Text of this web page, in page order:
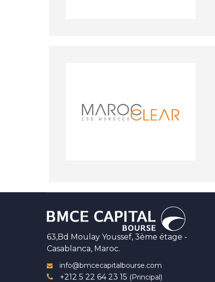
63,Bd Moulay Youssef, 3ème étage -
Casablanca, Maroc.
info@bmcecapitalbourse.com
+212 5 22 64 23 15 (Principal)